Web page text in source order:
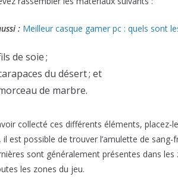
: Meilleur casque gamer pc : quels sont
de soie ;
du désert ; et
de marbre.
collecté ces différents éléments, placez-
il est possible de trouver l’amulette de
sont généralement présentes dans
les zones du jeu.